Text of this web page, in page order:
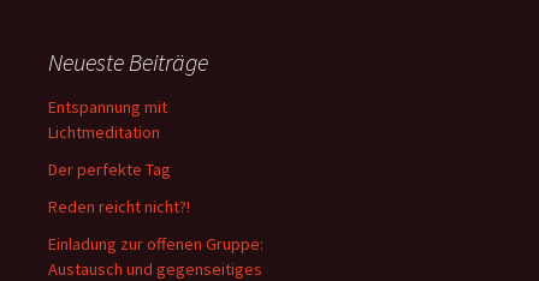
Neueste Beiträge
Entspannung mit
Lichtmeditation
Der perfekte Tag
Reden reicht nicht?!
Einladung zur offenen Gruppe:
Austausch und gegenseitiges